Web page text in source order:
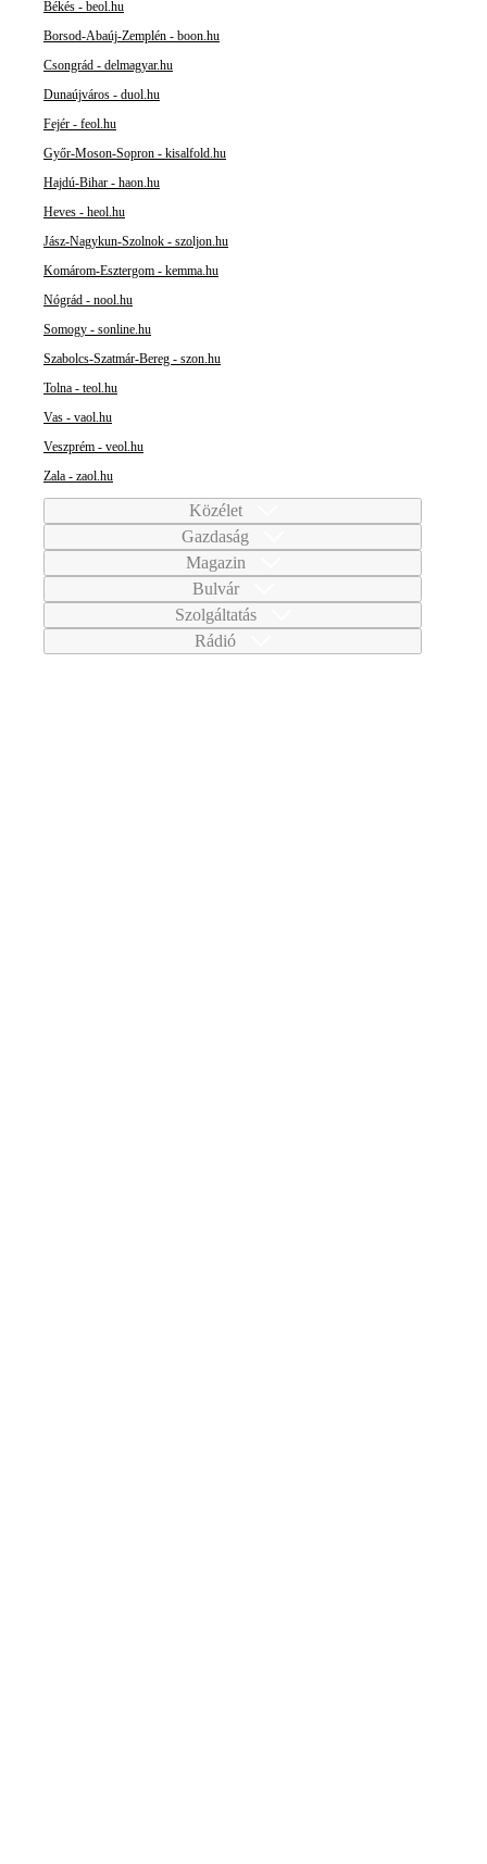
Békés - beol.hu
Borsod-Abaúj-Zemplén - boon.hu
Csongrád - delmagyar.hu
Dunaújváros - duol.hu
Fejér - feol.hu
Győr-Moson-Sopron - kisalfold.hu
Hajdú-Bihar - haon.hu
Heves - heol.hu
Jász-Nagykun-Szolnok - szoljon.hu
Komárom-Esztergom - kemma.hu
Nógrád - nool.hu
Somogy - sonline.hu
Szabolcs-Szatmár-Bereg - szon.hu
Tolna - teol.hu
Vas - vaol.hu
Veszprém - veol.hu
Zala - zaol.hu
Közélet
Gazdaság
Magazin
Bulvár
Szolgáltatás
Rádió